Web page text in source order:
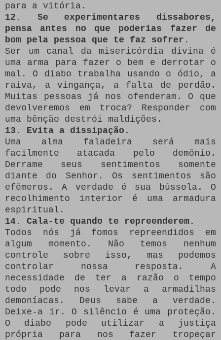
para a vitória.
12. Se experimentares dissabores,
pensa antes no que poderias fazer de
bom pela pessoa que te faz sofrer.
Ser um canal da misericórdia divina é
uma arma para fazer o bem e derrotar o
mal. O diabo trabalha usando o ódio, a
raiva, a vingança, a falta de perdão.
Muitas pessoas já nos ofenderam. O que
devolveremos em troca? Responder com
uma bênção destrói maldições.
13. Evita a dissipação.
Uma alma faladeira será mais
facilmente atacada pelo demônio.
Derrame seus sentimentos somente
diante do Senhor. Os sentimentos são
efêmeros. A verdade é sua bússola. O
recolhimento interior é uma armadura
espiritual.
14. Cala-te quando te repreenderem.
Todos nós já fomos repreendidos em
algum momento. Não temos nenhum
controle sobre isso, mas podemos
controlar nossa resposta. A
necessidade de ter a razão o tempo
todo pode nos levar a armadilhas
demoníacas. Deus sabe a verdade.
Deixe-a ir. O silêncio é uma proteção.
O diabo pode utilizar a justiça
própria para nos fazer tropeçar